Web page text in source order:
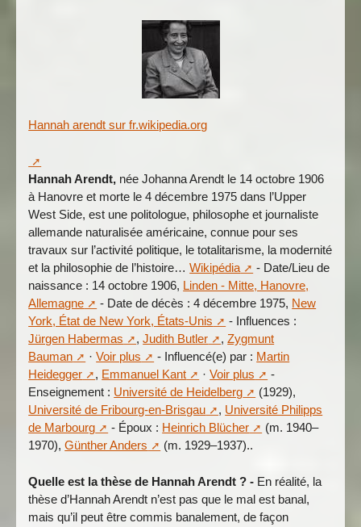
Hannah arendt sur fr.wikipedia.org
Hannah Arendt, née Johanna Arendt le 14 octobre 1906
à Hanovre et morte le 4 décembre 1975 dans l’Upper
West Side, est une politologue, philosophe et journaliste
allemande naturalisée américaine, connue pour ses
travaux sur l’activité politique, le totalitarisme, la modernité
et la philosophie de l’histoire…Wikipédia
- Date/Lieu de
naissance : 14 octobre 1906, Linden - Mitte, Hanovre,
Allemagne
- Date de décès : 4 décembre 1975, New
York, État de New York, États-Unis
- Influences :
Jürgen Habermas
,Judith Butler ,Zygmunt
Bauman
·Voir plus - Influencé(e) par : Martin
Heidegger
, Emmanuel Kant ·Voir plus
-
Enseignement : Université de Heidelberg
(1929),
Université de Fribourg-en-Brisgau
, Université Philipps
de Marbourg
- Époux : Heinrich Blücher
(m. 1940–
1970),Günther Anders (m. 1929–1937)..
Quelle est la thèse de Hannah Arendt ? - En réalité, la
thèse d’Hannah Arendt n’est pas que le mal est banal,
mais qu’il peut être commis banalement, de façon